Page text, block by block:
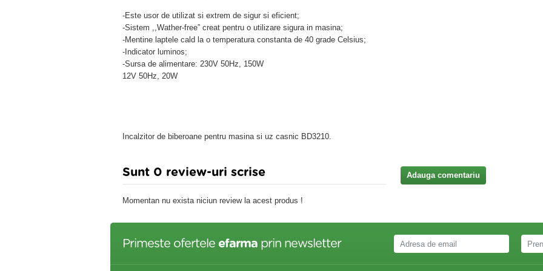
-Este usor de utilizat si extrem de sigur si eficient;
-Sistem ,,Wather-free” creat pentru o utilizare sigura in masina;
-Mentine laptele cald la o temperatura constanta de 40 grade Celsius;
-Indicator luminos;
-Sursa de alimentare: 230V 50Hz, 150W
12V 50Hz, 20W
Incalzitor de biberoane pentru masina si uz casnic BD3210.
Sunt 0 review-uri scrise Adauga comentariu
Momentan nu exista niciun review la acest produs !
Primeste ofertele efarma prin newsletter